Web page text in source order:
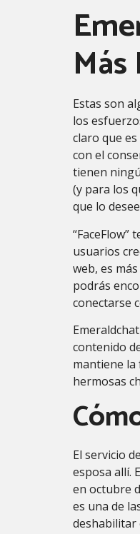
Estas son
los
claro que
con el
tienen
(y para los
que lo
usuarios
web, es
podrás
conectarse
contenido
mantiene la
hermosas
El servicio
esposa allí.
en octubre
es una de
deshabilitar